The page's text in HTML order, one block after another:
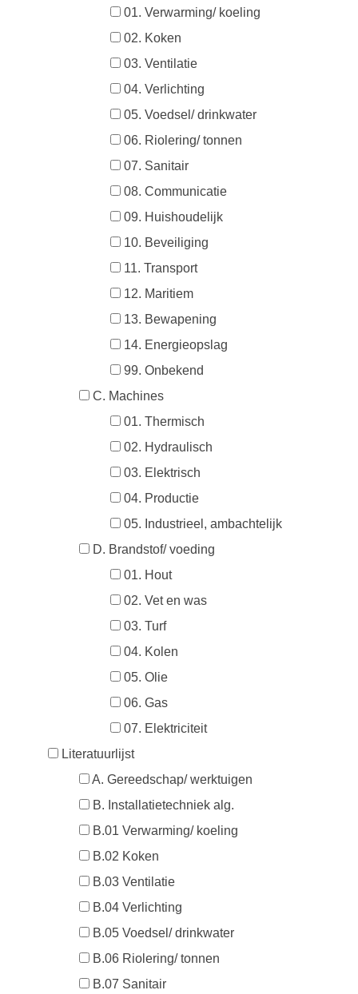
01. Verwarming/ koeling
02. Koken
03. Ventilatie
04. Verlichting
05. Voedsel/ drinkwater
06. Riolering/ tonnen
07. Sanitair
08. Communicatie
09. Huishoudelijk
10. Beveiliging
11. Transport
12. Maritiem
13. Bewapening
14. Energieopslag
99. Onbekend
C. Machines
01. Thermisch
02. Hydraulisch
03. Elektrisch
04. Productie
05. Industrieel, ambachtelijk
D. Brandstof/ voeding
01. Hout
02. Vet en was
03. Turf
04. Kolen
05. Olie
06. Gas
07. Elektriciteit
Literatuurlijst
A. Gereedschap/ werktuigen
B. Installatietechniek alg.
B.01 Verwarming/ koeling
B.02 Koken
B.03 Ventilatie
B.04 Verlichting
B.05 Voedsel/ drinkwater
B.06 Riolering/ tonnen
B.07 Sanitair